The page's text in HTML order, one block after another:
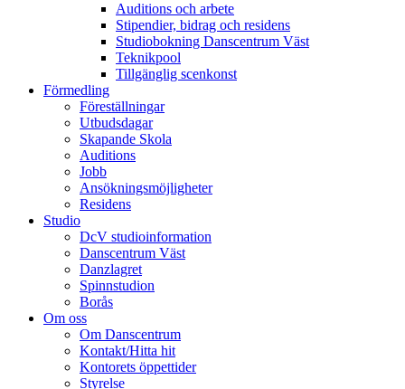
Auditions och arbete
Stipendier, bidrag och residens
Studiobokning Danscentrum Väst
Teknikpool
Tillgänglig scenkonst
Förmedling
Föreställningar
Utbudsdagar
Skapande Skola
Auditions
Jobb
Ansökningsmöjligheter
Residens
Studio
DcV studioinformation
Danscentrum Väst
Danzlagret
Spinnstudion
Borås
Om oss
Om Danscentrum
Kontakt/Hitta hit
Kontorets öppettider
Styrelse